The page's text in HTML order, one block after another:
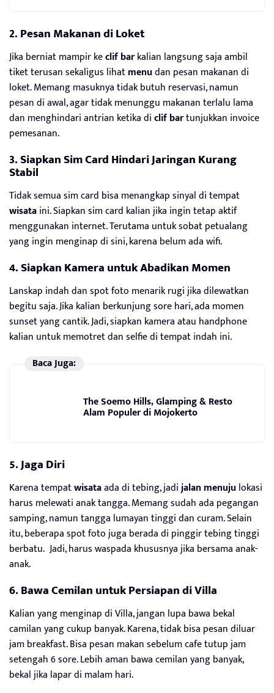
2. Pesan Makanan di Loket
Jika berniat mampir keclif barkalian langsung saja ambil
tiket terusan sekaligus lihatmenudan pesan makanan di
loket. Memang masuknya tidak butuh reservasi, namun
pesan di awal, agar tidak menunggu makanan terlalu lama
dan menghindari antrian ketika diclif bartunjukkan invoice
pemesanan.
3. Siapkan Sim Card Hindari Jaringan Kurang
Stabil
Tidak semua sim card bisa menangkap sinyal di tempat
wisataini. Siapkan sim card kalian jika ingin tetap aktif
menggunakan internet. Terutama untuk sobat petualang
yang ingin menginap di sini, karena belum ada wifi.
4. Siapkan Kamera untuk Abadikan Momen
Lanskap indah dan spot foto menarik rugi jika dilewatkan
begitu saja. Jika kalian berkunjung sore hari, ada momen
sunset yang cantik. Jadi, siapkan kamera atau handphone
kalian untuk memotret dan selfie di tempat indah ini.
Baca Juga:
The Soemo Hills, Glamping & Resto
Alam Populer di Mojokerto
5. Jaga Diri
Karena tempatwisataada di tebing, jadijalan menuju lokasi
harus melewati anak tangga. Memang sudah ada pegangan
samping, namun tangga lumayan tinggi dan curam. Selain
itu, beberapa spot foto juga berada di pinggir tebing tinggi
berbatu. Jadi, harus waspada khususnya jika bersama anak-
anak.
6. Bawa Cemilan untuk Persiapan di Villa
Kalian yang menginap di Villa, jangan lupa bawa bekal
camilan yang cukup banyak. Karena, tidak bisa pesan diluar
jam breakfast. Bisa pesan makan sebelum cafe tutup jam
setengah 6 sore. Lebih aman bawa cemilan yang banyak,
bekal jika lapar di malam hari.